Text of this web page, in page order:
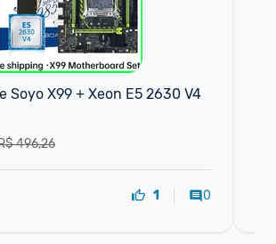
Soyo X99 + Xeon E5 2630 V4
496,26
1 0